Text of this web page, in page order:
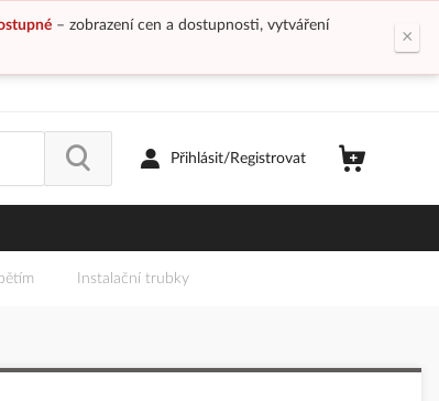
– zobrazení cen a dostupnosti, vytváření
×
Přihlásit/Registrovat
Instalační trubky